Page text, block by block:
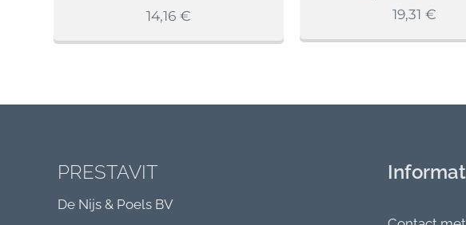
14,16€ 19,31 €
PRESTAVIT
De Nijs & Poels BV